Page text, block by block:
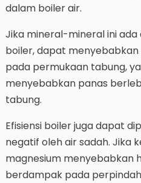
dalam boiler air.
Jika mineral-mineral ini
boiler, dapat
pada permukaan tabung,
menyebabkan panas
tabung.
Efisiensi boiler juga dapat
negatif oleh air sadah. Jika
magnesium menyebabkan
berdampak pada